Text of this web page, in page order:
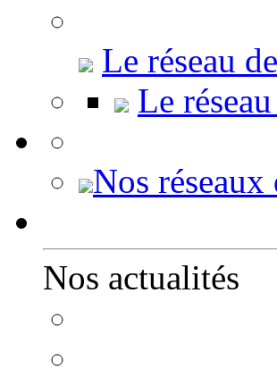
Le réseau
Le
Nos réseaux
Nos actualités